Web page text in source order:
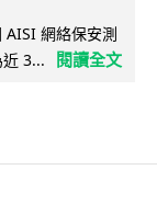
網絡保安測
3...
閱讀全文